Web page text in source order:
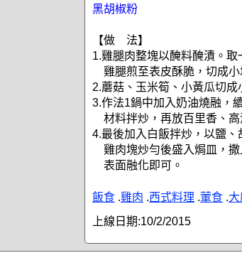
黑胡椒粉
【做 法】
1.雞腿肉整塊以醃料醃漬。
雞腿煎至表皮酥脆，切成小
2.蘑菇、玉米筍、小黃瓜切成
3.作法1鍋中加入奶油燒融，
材料拌炒，再放百里香、高
4.最後加入白飯拌炒，以鹽
雞肉塊炒勻後盛入焗皿，
表面融化即可。
飯食 .雞肉 .西式料理 .葷食 .
上線日期:10/2/2015